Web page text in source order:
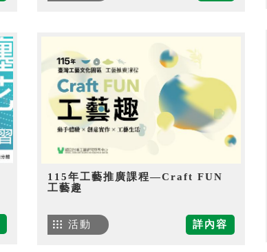
115年工藝推廣課程—Craft FUN
工藝趣
詳內容
活動